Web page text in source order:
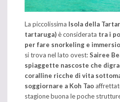
La piccolissima Isola della
tartaruga)è considerata tra i
per fare snorkeling e
si trova nel lato ovest:Sairee
spiaggette nascoste che
coralline ricche di vita
soggiornare a Koh Tao
stagione buona le poche